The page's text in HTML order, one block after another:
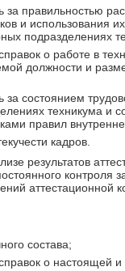
за правильностью
и использования
подразделениях
о работе в
должности и
за состоянием
техникума и
правил
кадров.
результатов
контроля
аттестационной
состава;
о настоящей